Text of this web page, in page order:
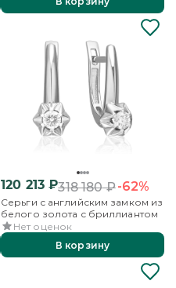
120 213 ₽318 180₽-62%
Серьги с английским замком из
белого золота с бриллиантом
Нет оценок
В корзину